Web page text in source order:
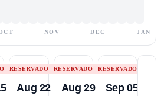
NOV DEC JAN
RESERVADO
Aug 22
RESERVADO
Aug 29
RESERVADO
Sep 05